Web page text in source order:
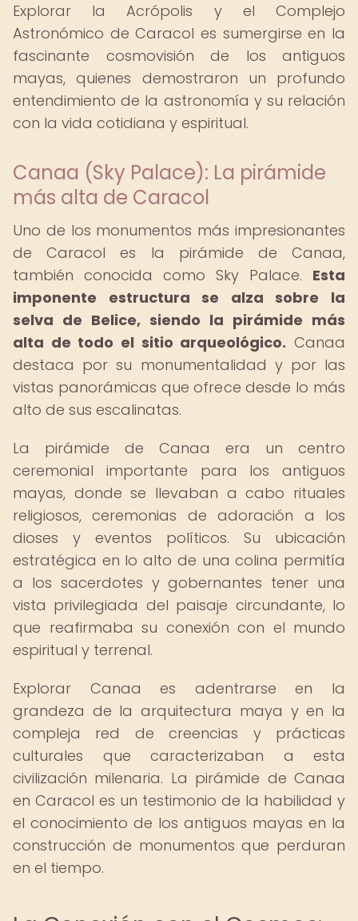
Explorar la Acrópolis y el Complejo
Astronómico de Caracol es sumergirse en la
fascinante cosmovisión de los antiguos
mayas, quienes demostraron un profundo
entendimiento de la astronomía y su relación
con la vida cotidiana y espiritual.
Canaa (Sky Palace): La pirámide
más alta de Caracol
Uno de los monumentos más impresionantes
de Caracol es la pirámide de Canaa,
también conocida como Sky Palace. Esta
imponente estructura se alza sobre la
selva de Belice, siendo la pirámide más
alta de todo el sitio arqueológico. Canaa
destaca por su monumentalidad y por las
vistas panorámicas que ofrece desde lo más
alto de sus escalinatas.
La pirámide de Canaa era un centro
ceremonial importante para los antiguos
mayas, donde se llevaban a cabo rituales
religiosos, ceremonias de adoración a los
dioses y eventos políticos. Su ubicación
estratégica en lo alto de una colina permitía
a los sacerdotes y gobernantes tener una
vista privilegiada del paisaje circundante, lo
que reafirmaba su conexión con el mundo
espiritual y terrenal.
Explorar Canaa es adentrarse en la
grandeza de la arquitectura maya y en la
compleja red de creencias y prácticas
culturales que caracterizaban a esta
civilización milenaria. La pirámide de Canaa
en Caracol es un testimonio de la habilidad y
el conocimiento de los antiguos mayas en la
construcción de monumentos que perduran
en el tiempo.